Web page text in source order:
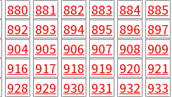
880 881 882 883 884 885
892 893 894 895 896 897
904 905 906 907 908 909
916 917 918 919 920 921
928 929 930 931 932 933